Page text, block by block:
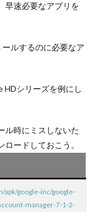
早速必要なアプリを
ルするのに必要なア
HDシリーズを例にし
ル時にミスしないた
ードしておこう。
apk/google-inc/google-
manager-7-1-2-